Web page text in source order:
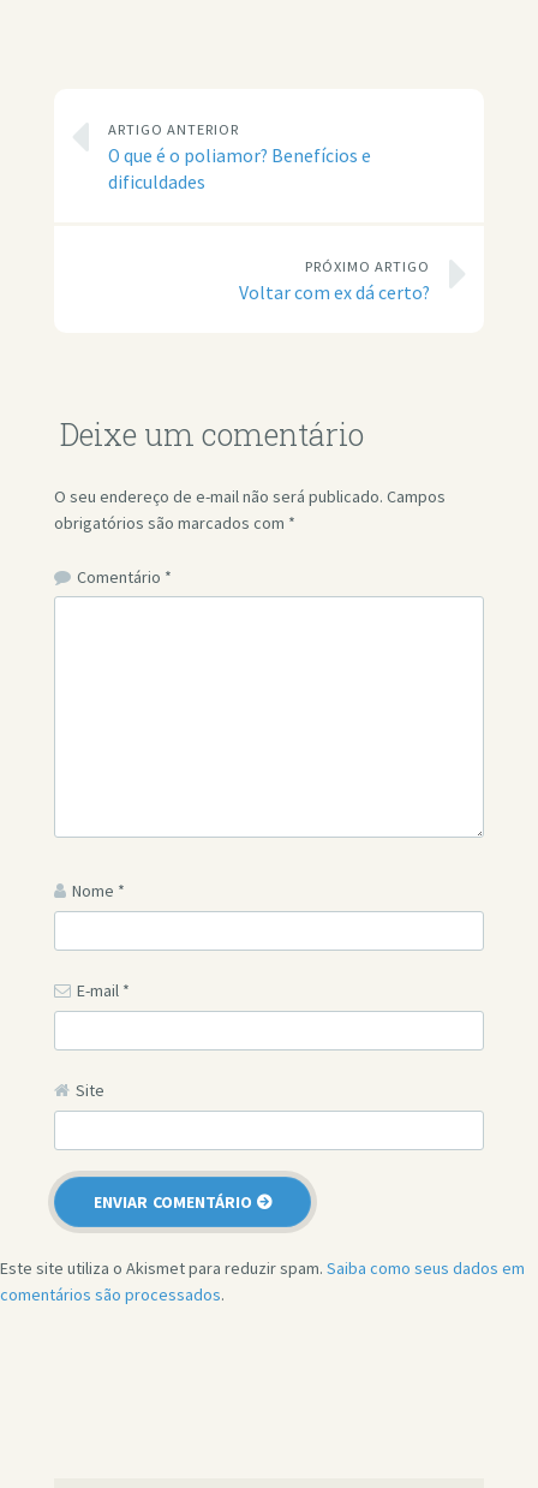
ARTIGO ANTERIOR
O que é o poliamor? Benefícios e
dificuldades
PRÓXIMO ARTIGO
Voltar com ex dá certo?
Deixe um comentário
O seu endereço de e-mail não será publicado. Campos
obrigatórios são marcados com *
Comentário *
Nome *
E-mail *
Site
Este site utiliza o Akismet para reduzir spam. Saiba como seus dados em
comentários são processados.